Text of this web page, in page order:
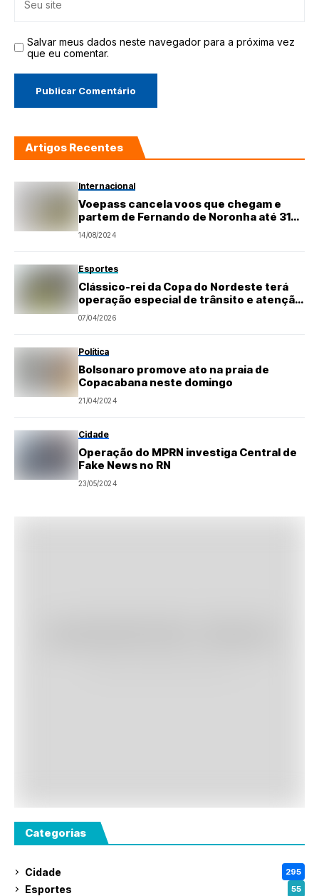
Salvar meus dados neste navegador para a próxima vez
que eu comentar.
Artigos Recentes
Internacional
Voepass cancela voos que chegam e
partem de Fernando de Noronha até 31
de agosto
14/08/2024
Esportes
Clássico-rei da Copa do Nordeste terá
operação especial de trânsito e atenção
redobrada em Natal
07/04/2026
Política
Bolsonaro promove ato na praia de
Copacabana neste domingo
21/04/2024
Cidade
Operação do MPRN investiga Central de
Fake News no RN
23/05/2024
Categorias
Cidade 295
Esportes 55